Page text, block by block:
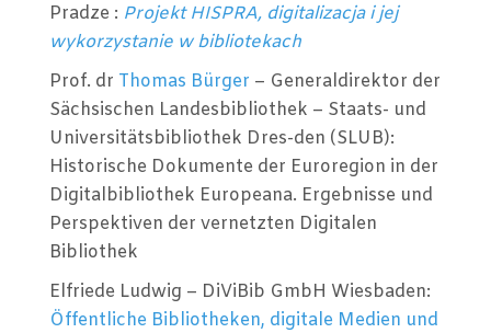
Pradze : Projekt HISPRA, digitalizacja i jej
wykorzystanie w bibliotekach
Prof. dr Thomas Bürger – Generaldirektor der
Sächsischen Landesbibliothek – Staats- und
Universitätsbibliothek Dres-den (SLUB):
Historische Dokumente der Euroregion in der
Digitalbibliothek Europeana. Ergebnisse und
Perspektiven der vernetzten Digitalen
Bibliothek
Elfriede Ludwig – DiViBib GmbH Wiesbaden:
Öffentliche Bibliotheken, digitale Medien und